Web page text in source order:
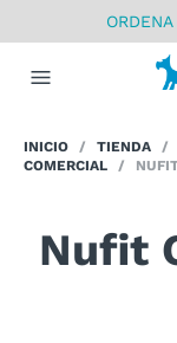
INICIO / TIENDA /
COMERCIAL / NUFIT
Nufit